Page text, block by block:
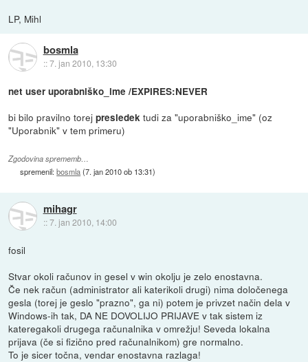
LP, Mihl
bosmla
::7. jan 2010, 13:30
net user uporabniško_ime /EXPIRES:NEVER
bi bilo pravilno torejpresledek tudi za "uporabniško_ime" (oz
"Uporabnik" v tem primeru)
Zgodovina sprememb…
spremenil:bosmla(7. jan 2010 ob 13:31)
mihagr
::7. jan 2010, 14:00
fosil
Stvar okoli računov in gesel v win okolju je zelo enostavna.
Če nek račun (administrator ali katerikoli drugi) nima določenega
gesla (torej je geslo "prazno", ga ni) potem je privzet način dela v
Windows-ih tak, DA NE DOVOLIJO PRIJAVE v tak sistem iz
kateregakoli drugega računalnika v omrežju! Seveda lokalna
prijava (če si fizično pred računalnikom) gre normalno.
To je sicer točna, vendar enostavna razlaga!